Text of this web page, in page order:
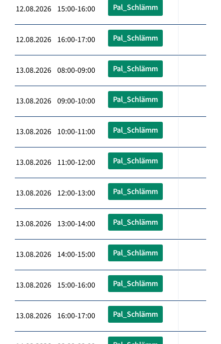
12.08.2026 15:00-16:00 Pal_Schlämm
12.08.2026 16:00-17:00 Pal_Schlämm
13.08.2026 08:00-09:00 Pal_Schlämm
13.08.2026 09:00-10:00 Pal_Schlämm
13.08.2026 10:00-11:00 Pal_Schlämm
13.08.2026 11:00-12:00 Pal_Schlämm
13.08.2026 12:00-13:00 Pal_Schlämm
13.08.2026 13:00-14:00 Pal_Schlämm
13.08.2026 14:00-15:00 Pal_Schlämm
13.08.2026 15:00-16:00 Pal_Schlämm
13.08.2026 16:00-17:00 Pal_Schlämm